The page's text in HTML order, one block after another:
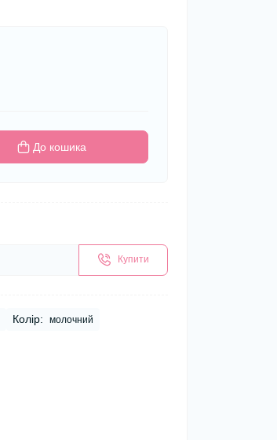
До кошика
Купити
Колір: молочний